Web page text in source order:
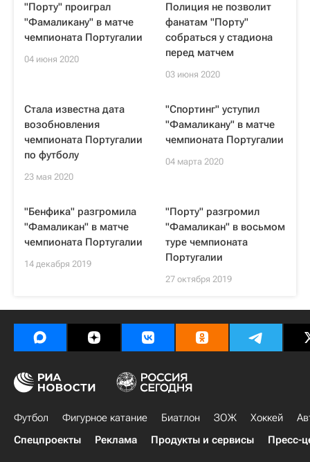
"Порту" проиграл
"Фамаликану" в матче
чемпионата Португалии
04 июня 2020
Полиция не позволит
фанатам "Порту"
собраться у стадиона
перед матчем
03 июня 2020
Стала известна дата
возобновления
чемпионата Португалии
по футболу
23 мая 2020
"Спортинг" уступил
"Фамаликану" в матче
чемпионата Португалии
04 марта 2020
"Бенфика" разгромила
"Фамаликан" в матче
чемпионата Португалии
14 декабря 2019
"Порту" разгромил
"Фамаликан" в восьмом
туре чемпионата
Португалии
27 октября 2019
Футбол Фигурное катание Биатлон ЗОЖ Хоккей
Спецпроекты
Реклама Продукты и сервисы Пресс-